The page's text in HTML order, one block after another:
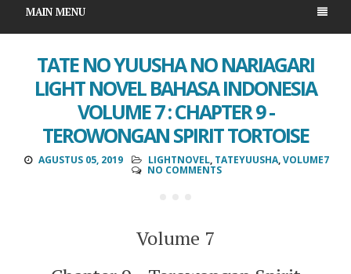
MAIN MENU
TATE NO YUUSHA NO NARIAGARI
LIGHT NOVEL BAHASA INDONESIA
VOLUME 7 : CHAPTER 9 -
TEROWONGAN SPIRIT TORTOISE
AGUSTUS 05, 2019 LIGHTNOVEL, TATEYUUSHA,VOLUME7
NO COMMENTS
Volume 7